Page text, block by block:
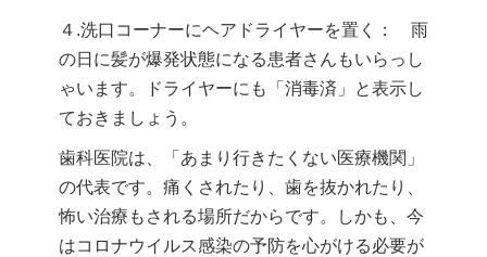
４.洗口コーナーにヘアドライヤーを置く： 雨
の日に髪が爆発状態になる患者さんもいらっし
ゃいます。ドライヤーにも「消毒済」と表示し
ておきましょう。
歯科医院は、「あまり行きたくない医療機関」
の代表です。痛くされたり、歯を抜かれたり、
怖い治療もされる場所だからです。しかも、今
はコロナウイルス感染の予防を心がける必要が